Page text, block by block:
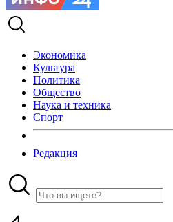
Экономика
Культура
Политика
Общество
Наука и техника
Спорт
Редакция